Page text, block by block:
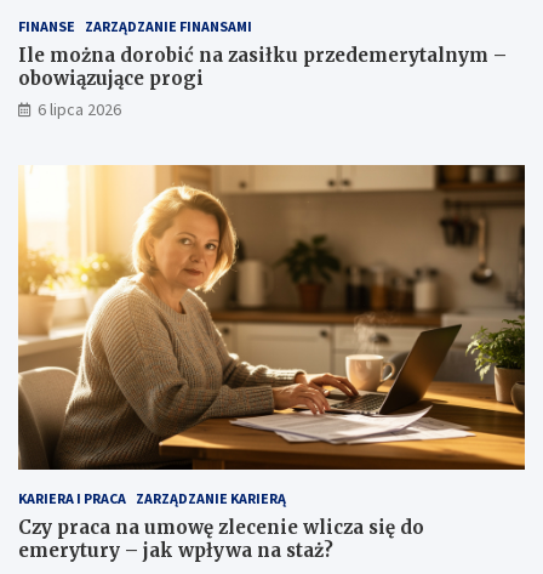
FINANSE ZARZĄDZANIE FINANSAMI
Ile można dorobić na zasiłku przedemerytalnym –
obowiązujące progi
6 lipca 2026
KARIERA I PRACA ZARZĄDZANIE KARIERĄ
Czy praca na umowę zlecenie wlicza się do
emerytury – jak wpływa na staż?